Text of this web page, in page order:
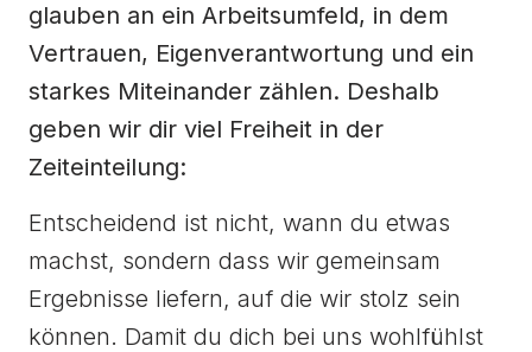
glauben an ein Arbeitsumfeld, in dem
Vertrauen, Eigenverantwortung und ein
starkes Miteinander zählen. Deshalb
geben wir dir viel Freiheit in der
Zeiteinteilung:
Entscheidend ist nicht, wann du etwas
machst, sondern dass wir gemeinsam
Ergebnisse liefern, auf die wir stolz sein
können. Damit du dich bei uns wohlfühlst